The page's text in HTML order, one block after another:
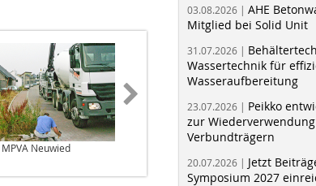
Neuwied
03.08.2026 | AHE
Mitglied bei Solid Unit
31.07.2026 |
Wassertechnik für
Wasseraufbereitung
23.07.2026 | Peikko
zur
Verbundträgern
20.07.2026 | Jetzt
Symposium 2027